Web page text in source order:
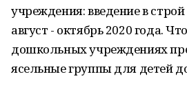
учреждения: введение в
август - октябрь 2020 года.
дошкольных учреждениях
ясельные группы для детей